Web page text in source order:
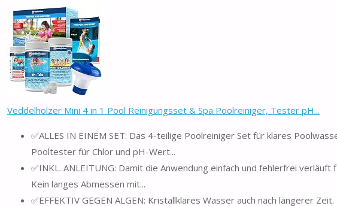
Veddelholzer Mini 4 in 1 Pool Reinigungsset & Spa Poolreiniger, Tester pH...
✅ALLES IN EINEM SET: Das 4-teilige Poolreiniger Set für klares
Pooltester für Chlor und pH-Wert...
✅INKL. ANLEITUNG: Damit die Anwendung einfach und fehlerfrei
Kein langes Abmessen mit...
✅EFFEKTIV GEGEN ALGEN: Kristallklares Wasser auch nach längerer